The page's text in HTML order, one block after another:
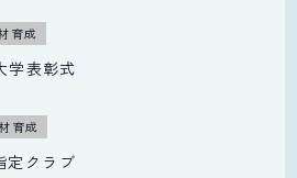
育成
学表彰式
育成
定クラブ